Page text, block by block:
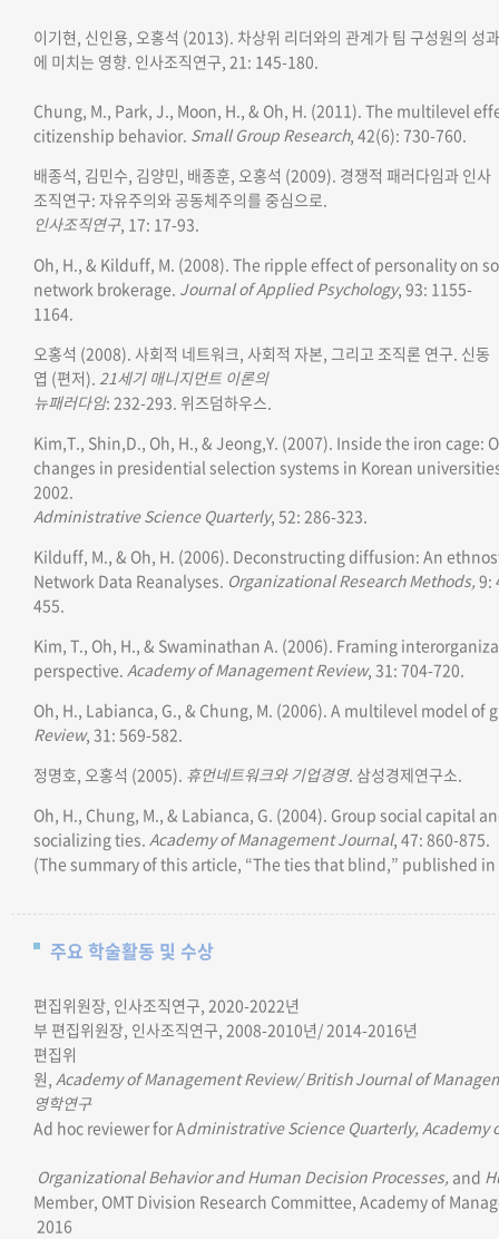
이기현, 신인용, 오홍석 (2013). 차상위 리더와의 관계가 팀 구성원의 성과
에 미치는 영향. 인사조직연구, 21: 145-180.
Chung, M., Park, J., Moon, H., & Oh, H. (2011). The multilevel
citizenship behavior. Small Group Research, 42(6): 730-760.
배종석, 김민수, 김양민, 배종훈, 오홍석 (2009). 경쟁적 패러다임과 인사
조직연구: 자유주의와 공동체주의를 중심으로.
인사조직연구, 17: 17-93.
Oh, H., & Kilduff, M. (2008). The ripple effect of personality on
network brokerage. Journal of Applied Psychology, 93: 1155-
1164.
오홍석 (2008). 사회적 네트워크, 사회적 자본, 그리고 조직론 연구. 신동
엽 (편저). 21세기 매니지먼트 이론의
뉴패러다임: 232-293. 위즈덤하우스.
Kim,T., Shin,D., Oh, H., & Jeong,Y. (2007). Inside the iron
changes in presidential selection systems in Korean
2002.
Administrative Science Quarterly, 52: 286-323.
Kilduff, M., & Oh, H. (2006). Deconstructing diffusion: An
Network Data Reanalyses. Organizational Research Methods, 9:
455.
Kim, T., Oh, H., & Swaminathan A. (2006). Framing
perspective. Academy of Management Review, 31: 704-720.
Oh, H., Labianca, G., & Chung, M. (2006). A multilevel model of
Review, 31: 569-582.
정명호, 오홍석 (2005). 휴먼네트워크와 기업경영. 삼성경제연구소.
Oh, H., Chung, M., & Labianca, G. (2004). Group social capital
socializing ties. Academy of Management Journal, 47: 860-875.
(The summary of this article, “The ties that blind,” published in
주요 학술활동 및 수상
편집위원장, 인사조직연구, 2020-2022년
부 편집위원장, 인사조직연구, 2008-2010년/ 2014-2016년
편집위
원, Academy of Management Review/British Journal of
영학연구
Ad hoc reviewerforAdministrative Science Quarterly, Academy
Organizational Behavior and Human Decision Processes, and
Member, OMT Division Research Committee, Academy of
2016